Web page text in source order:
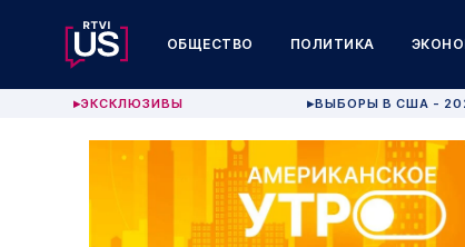
ОБЩЕСТВО ПОЛИТИКА
▶ЭКСКЛЮЗИВЫ ▶ВЫБОРЫ В США -